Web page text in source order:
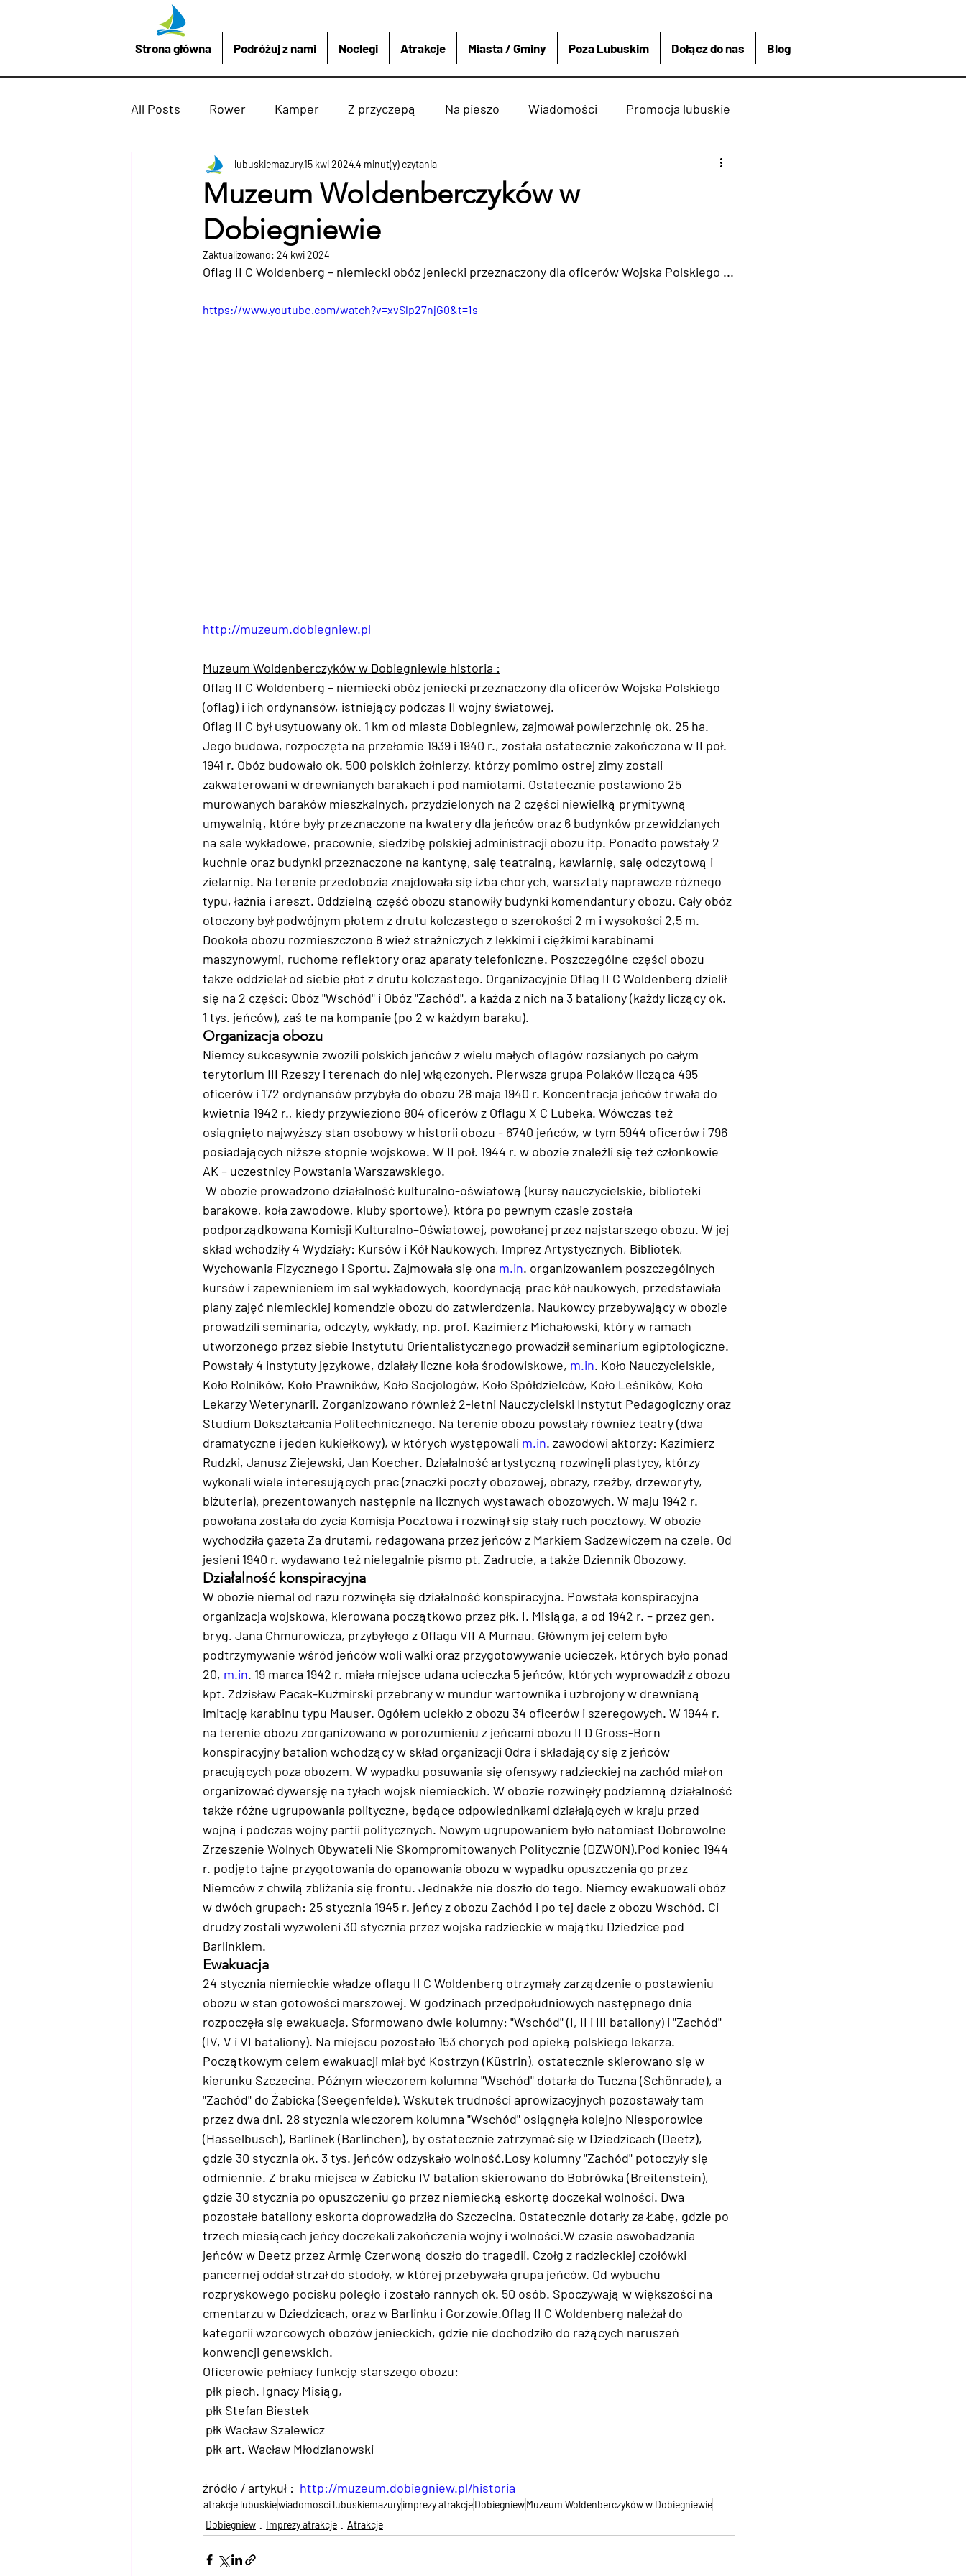
Strona główna Podróżuj z nami Noclegi Atrakcje Miasta / Gminy Poza Lubuskim Dołącz do nas Blog
All Posts Rower Kamper Z przyczepą Na pieszo Wiadomości Promocja lubuskie
Promocje z LubuskieMazury Strzelce krajeńskie Łagów
Imprezy atrakcje Drezdenko Dobiegniew
Podróżuj z nami żaglówką Miasta Gminy 4x4 Polska i Świat Boat Bike And Me
Muzeum Woldenberczyków w
Dobiegniewie
lubuskiemazury15 kwi 20244 minut(y) czytania
Zaktualizowano: 24 kwi 2024
Oflag II C Woldenberg – niemiecki obóz jeniecki przeznaczony dla oficerów Wojska Polskiego ...
https://www.youtube.com/watch?v=xvSlp27njG0&t=1s
http://muzeum.dobiegniew.pl
Muzeum Woldenberczyków w Dobiegniewie historia :
Oflag II C Woldenberg – niemiecki obóz jeniecki przeznaczony dla oficerów Wojska Polskiego
(oflag) i ich ordynansów, istniejący podczas II wojny światowej.
Oflag II C był usytuowany ok. 1 km od miasta Dobiegniew, zajmował powierzchnię ok. 25 ha.
Jego budowa, rozpoczęta na przełomie 1939 i 1940 r., została ostatecznie zakończona w II poł.
1941 r. Obóz budowało ok. 500 polskich żołnierzy, którzy pomimo ostrej zimy zostali
zakwaterowani w drewnianych barakach i pod namiotami. Ostatecznie postawiono 25
murowanych baraków mieszkalnych, przydzielonych na 2 części niewielką prymitywną
umywalnią, które były przeznaczone na kwatery dla jeńców oraz 6 budynków przewidzianych
na sale wykładowe, pracownie, siedzibę polskiej administracji obozu itp. Ponadto powstały 2
kuchnie oraz budynki przeznaczone na kantynę, salę teatralną, kawiarnię, salę odczytową i
zielarnię. Na terenie przedobozia znajdowała się izba chorych, warsztaty naprawcze różnego
typu, łaźnia i areszt. Oddzielną część obozu stanowiły budynki komendantury obozu. Cały obóz
otoczony był podwójnym płotem z drutu kolczastego o szerokości 2 m i wysokości 2,5 m.
Dookoła obozu rozmieszczono 8 wież strażniczych z lekkimi i ciężkimi karabinami
maszynowymi, ruchome reflektory oraz aparaty telefoniczne. Poszczególne części obozu
także oddzielał od siebie płot z drutu kolczastego. Organizacyjnie Oflag II C Woldenberg dzielił
się na 2 części: Obóz "Wschód" i Obóz "Zachód", a każda z nich na 3 bataliony (każdy liczący ok.
1 tys. jeńców), zaś te na kompanie (po 2 w każdym baraku).
Organizacja obozu
Niemcy sukcesywnie zwozili polskich jeńców z wielu małych oflagów rozsianych po całym
terytorium III Rzeszy i terenach do niej włączonych. Pierwsza grupa Polaków licząca 495
oficerów i 172 ordynansów przybyła do obozu 28 maja 1940 r. Koncentracja jeńców trwała do
kwietnia 1942 r., kiedy przywieziono 804 oficerów z Oflagu X C Lubeka. Wówczas też
osiągnięto najwyższy stan osobowy w historii obozu - 6740 jeńców, w tym 5944 oficerów i 796
posiadających niższe stopnie wojskowe. W II poł. 1944 r. w obozie znaleźli się też członkowie
AK – uczestnicy Powstania Warszawskiego.
W obozie prowadzono działalność kulturalno-oświatową (kursy nauczycielskie, biblioteki
barakowe, koła zawodowe, kluby sportowe), która po pewnym czasie została
podporządkowana Komisji Kulturalno–Oświatowej, powołanej przez najstarszego obozu. W jej
skład wchodziły 4 Wydziały: Kursów i Kół Naukowych, Imprez Artystycznych, Bibliotek,
Wychowania Fizycznego i Sportu. Zajmowała się ona m.in. organizowaniem poszczególnych
kursów i zapewnieniem im sal wykładowych, koordynacją prac kół naukowych, przedstawiała
plany zajęć niemieckiej komendzie obozu do zatwierdzenia. Naukowcy przebywający w obozie
prowadzili seminaria, odczyty, wykłady, np. prof. Kazimierz Michałowski, który w ramach
utworzonego przez siebie Instytutu Orientalistycznego prowadził seminarium egiptologiczne.
Powstały 4 instytuty językowe, działały liczne koła środowiskowe, m.in. Koło Nauczycielskie,
Koło Rolników, Koło Prawników, Koło Socjologów, Koło Spółdzielców, Koło Leśników, Koło
Lekarzy Weterynarii. Zorganizowano również 2-letni Nauczycielski Instytut Pedagogiczny oraz
Studium Dokształcania Politechnicznego. Na terenie obozu powstały również teatry (dwa
dramatyczne i jeden kukiełkowy), w których występowali m.in. zawodowi aktorzy: Kazimierz
Rudzki, Janusz Ziejewski, Jan Koecher. Działalność artystyczną rozwinęli plastycy, którzy
wykonali wiele interesujących prac (znaczki poczty obozowej, obrazy, rzeźby, drzeworyty,
biżuteria), prezentowanych następnie na licznych wystawach obozowych. W maju 1942 r.
powołana została do życia Komisja Pocztowa i rozwinął się stały ruch pocztowy. W obozie
wychodziła gazeta Za drutami, redagowana przez jeńców z Markiem Sadzewiczem na czele. Od
jesieni 1940 r. wydawano też nielegalnie pismo pt. Zadrucie, a także Dziennik Obozowy.
Działalność konspiracyjna
W obozie niemal od razu rozwinęła się działalność konspiracyjna. Powstała konspiracyjna
organizacja wojskowa, kierowana początkowo przez płk. I. Misiąga, a od 1942 r. – przez gen.
bryg. Jana Chmurowicza, przybyłego z Oflagu VII A Murnau. Głównym jej celem było
podtrzymywanie wśród jeńców woli walki oraz przygotowywanie ucieczek, których było ponad
20, m.in. 19 marca 1942 r. miała miejsce udana ucieczka 5 jeńców, których wyprowadził z obozu
kpt. Zdzisław Pacak-Kuźmirski przebrany w mundur wartownika i uzbrojony w drewnianą
imitację karabinu typu Mauser. Ogółem uciekło z obozu 34 oficerów i szeregowych. W 1944 r.
na terenie obozu zorganizowano w porozumieniu z jeńcami obozu II D Gross-Born
konspiracyjny batalion wchodzący w skład organizacji Odra i składający się z jeńców
pracujących poza obozem. W wypadku posuwania się ofensywy radzieckiej na zachód miał on
organizować dywersję na tyłach wojsk niemieckich. W obozie rozwinęły podziemną działalność
także różne ugrupowania polityczne, będące odpowiednikami działających w kraju przed
wojną i podczas wojny partii politycznych. Nowym ugrupowaniem było natomiast Dobrowolne
Zrzeszenie Wolnych Obywateli Nie Skompromitowanych Politycznie (DZWON).Pod koniec 1944
r. podjęto tajne przygotowania do opanowania obozu w wypadku opuszczenia go przez
Niemców z chwilą zbliżania się frontu. Jednakże nie doszło do tego. Niemcy ewakuowali obóz
w dwóch grupach: 25 stycznia 1945 r. jeńcy z obozu Zachód i po tej dacie z obozu Wschód. Ci
drudzy zostali wyzwoleni 30 stycznia przez wojska radzieckie w majątku Dziedzice pod
Barlinkiem.
Ewakuacja
24 stycznia niemieckie władze oflagu II C Woldenberg otrzymały zarządzenie o postawieniu
obozu w stan gotowości marszowej. W godzinach przedpołudniowych następnego dnia
rozpoczęła się ewakuacja. Sformowano dwie kolumny: "Wschód" (I, II i III bataliony) i "Zachód"
(IV, V i VI bataliony). Na miejscu pozostało 153 chorych pod opieką polskiego lekarza.
Początkowym celem ewakuacji miał być Kostrzyn (Küstrin), ostatecznie skierowano się w
kierunku Szczecina. Późnym wieczorem kolumna "Wschód" dotarła do Tuczna (Schönrade), a
"Zachód" do Żabicka (Seegenfelde). Wskutek trudności aprowizacyjnych pozostawały tam
przez dwa dni. 28 stycznia wieczorem kolumna "Wschód" osiągnęła kolejno Niesporowice
(Hasselbusch), Barlinek (Barlinchen), by ostatecznie zatrzymać się w Dziedzicach (Deetz),
gdzie 30 stycznia ok. 3 tys. jeńców odzyskało wolność.Losy kolumny "Zachód" potoczyły się
odmiennie. Z braku miejsca w Żabicku IV batalion skierowano do Bobrówka (Breitenstein),
gdzie 30 stycznia po opuszczeniu go przez niemiecką eskortę doczekał wolności. Dwa
pozostałe bataliony eskorta doprowadziła do Szczecina. Ostatecznie dotarły za Łabę, gdzie po
trzech miesiącach jeńcy doczekali zakończenia wojny i wolności.W czasie oswobadzania
jeńców w Deetz przez Armię Czerwoną doszło do tragedii. Czołg z radzieckiej czołówki
pancernej oddał strzał do stodoły, w której przebywała grupa jeńców. Od wybuchu
rozpryskowego pocisku poległo i zostało rannych ok. 50 osób. Spoczywają w większości na
cmentarzu w Dziedzicach, oraz w Barlinku i Gorzowie.Oflag II C Woldenberg należał do
kategorii wzorcowych obozów jenieckich, gdzie nie dochodziło do rażących naruszeń
konwencji genewskich.
Oficerowie pełniacy funkcję starszego obozu:
płk piech. Ignacy Misiąg,
płk Stefan Biestek
płk Wacław Szalewicz
płk art. Wacław Młodzianowski
źródło / artykuł : http://muzeum.dobiegniew.pl/historia
atrakcje lubuskiewiadomości lubuskiemazuryimprezy atrakcjeDobiegniewMuzeum Woldenberczyków w Dobiegniewie
Dobiegniew
Imprezy atrakcje Atrakcje